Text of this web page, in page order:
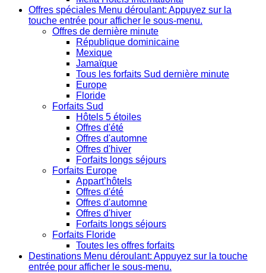
Offres spéciales Menu déroulant: Appuyez sur la
touche entrée pour afficher le sous-menu.
Offres de dernière minute
République dominicaine
Mexique
Jamaïque
Tous les forfaits Sud dernière minute
Europe
Floride
Forfaits Sud
Hôtels 5 étoiles
Offres d'été
Offres d'automne
Offres d'hiver
Forfaits longs séjours
Forfaits Europe
Appart’hôtels
Offres d'été
Offres d'automne
Offres d'hiver
Forfaits longs séjours
Forfaits Floride
Toutes les offres forfaits
Destinations Menu déroulant: Appuyez sur la touche
entrée pour afficher le sous-menu.